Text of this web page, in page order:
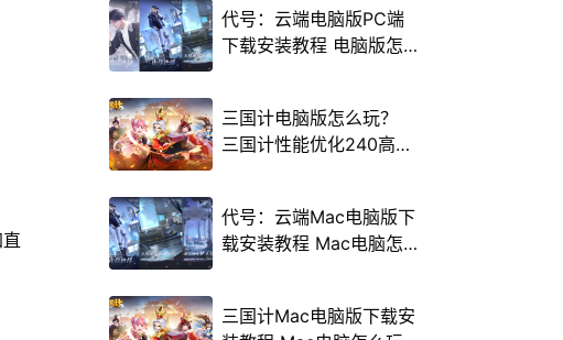
代号：云端电脑版PC端
下载安装教程 电脑版怎
三国计电脑版怎么玩？
三国计性能优化240高帧
代号：云端Mac电脑版下
载安装教程 Mac电脑怎
三国计Mac电脑版下载安